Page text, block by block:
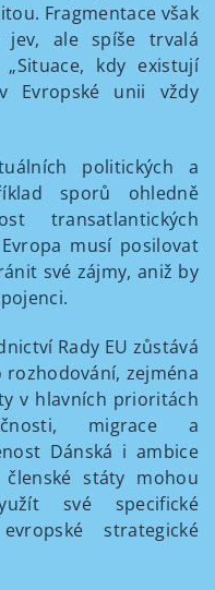
Fragmentace však
ale spíše trvalá
kdy existují
Evropské unii vždy
politických a
sporů ohledně
transatlantických
musí posilovat
své zájmy, aniž by
Rady EU zůstává
zejména
v hlavních prioritách
migrace a
Dánská i ambice
státy mohou
své specifické
strategické